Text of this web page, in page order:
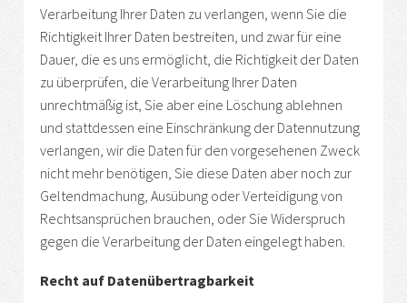
Verarbeitung Ihrer Daten zu verlangen, wenn Sie die
Richtigkeit Ihrer Daten bestreiten, und zwar für eine
Dauer, die es uns ermöglicht, die Richtigkeit der Daten
zu überprüfen, die Verarbeitung Ihrer Daten
unrechtmäßig ist, Sie aber eine Löschung ablehnen
und stattdessen eine Einschränkung der Datennutzung
verlangen, wir die Daten für den vorgesehenen Zweck
nicht mehr benötigen, Sie diese Daten aber noch zur
Geltendmachung, Ausübung oder Verteidigung von
Rechtsansprüchen brauchen, oder Sie Widerspruch
gegen die Verarbeitung der Daten eingelegt haben.
Recht auf Datenübertragbarkeit